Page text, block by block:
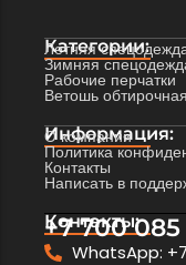
Категории:
Летняя
Зимняя
Рабочие перчатки
Ветошь обтирочная
Информация:
О компании
Политика
Контакты
Написать в
Контакты:
+7 700 085
WhatsApp: